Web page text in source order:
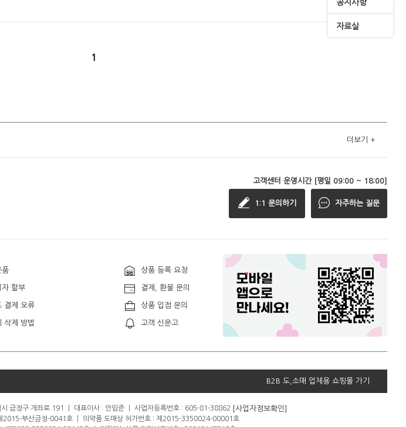
공지사항
자료실
1
더보기 +
고객센터 운영시간 [평일 09:00 ~ 18:00]
1:1 문의하기 자주하는 질문
품 상품 등록 요청
자 할부 결제, 환불 문의
결제 오류 상품 입점 문의
삭제 방법 고객 신문고
B2B 도,소매 업체용 쇼핑몰 가기
금정구 개좌로 191 대표이사 : 안임준 사업자등록번호 : 605-81-38862 [사업자정보확인]
2015-부산금정-0041호
의약품 도매상 허가번호 : 제2015-3350024-00001호